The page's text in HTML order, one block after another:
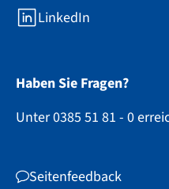
LinkedIn
Haben Sie Fragen?
Unter 0385 51 81 - 0
Seitenfeedback